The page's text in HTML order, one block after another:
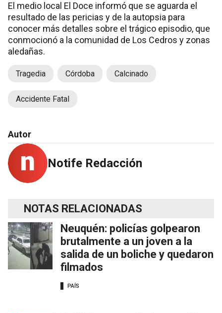
El medio local El Doce informó que se aguarda el
resultado de las pericias y de la autopsia para
conocer más detalles sobre el trágico episodio, que
conmocionó a la comunidad de Los Cedros y zonas
aledañas.
Tragedia Córdoba Calcinado
Accidente Fatal
Autor
Notife Redacción
NOTAS RELACIONADAS
Neuquén: policías golpearon
brutalmente a un joven a la
salida de un boliche y quedaron
filmados
PAÍS